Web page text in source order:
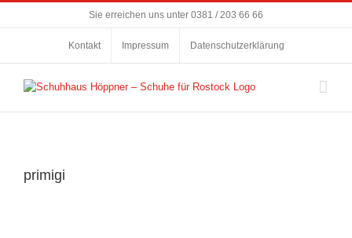
Sie erreichen uns unter 0381 / 203 66 66
Kontakt Impressum Datenschutzerklärung
primigi